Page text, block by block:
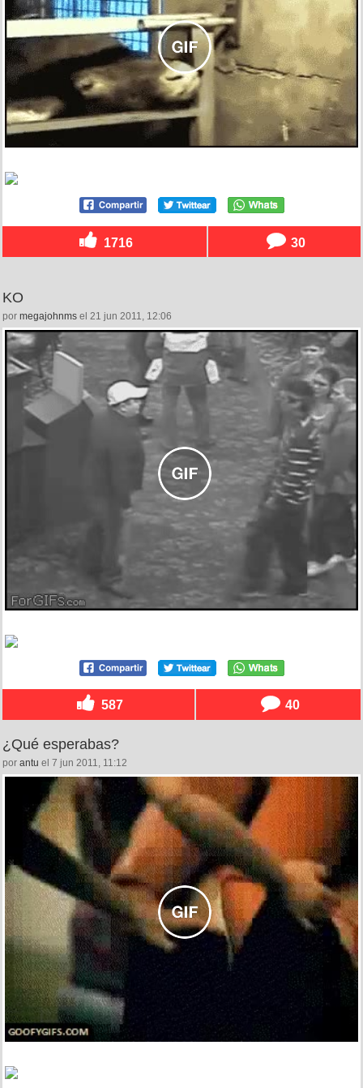
1716 30
KO
por megajohnms el 21 jun 2011, 12:06
587 40
¿Qué esperabas?
por antu el 7 jun 2011, 11:12